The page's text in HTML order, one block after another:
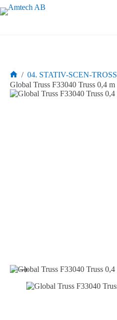
Hoppa
till
Hem
/ 04. STATIV-SCEN-TROSS
Global Truss F33040 Truss 0,4 m